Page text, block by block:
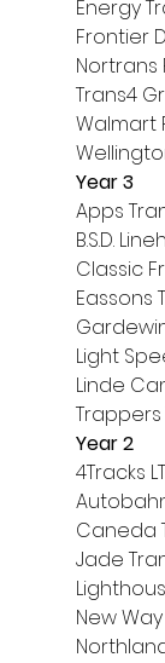
Energy
Frontier
Nortrans
Trans4
Walmart
Year 3
Apps
B.S.D.
Classic
Eassons
Light
Linde
Trappers
Year 2
4Tracks
Caneda
Jade
New Way